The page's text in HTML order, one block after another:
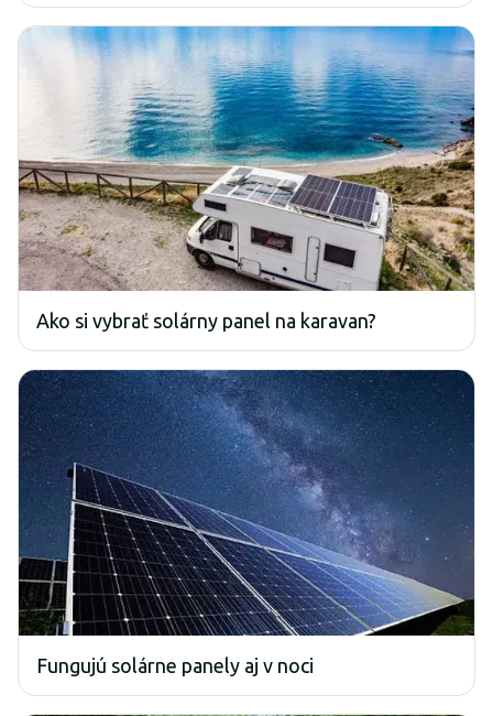
Ako si vybrať solárny panel na karavan?
Fungujú solárne panely aj v noci